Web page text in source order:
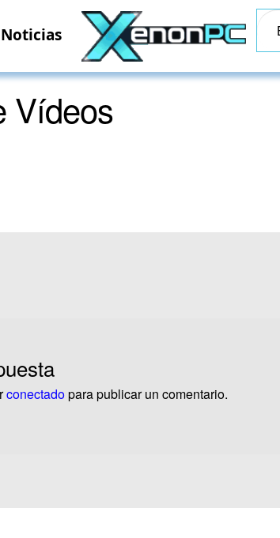
Noticias
Vídeos
conectadopara publicar un comentario.